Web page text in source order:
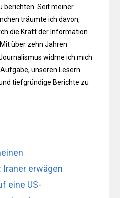
berichten. Seit meiner
träumte ich davon,
die Kraft der Information
über zehn Jahren
widme ich mich
unseren Lesern
tiefgründige Berichte zu
erwägen
eine US-